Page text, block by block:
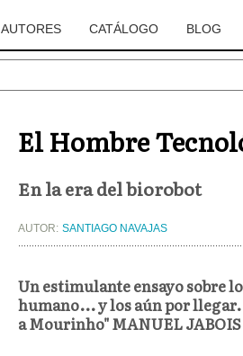
AUTORES CATÁLOGO BLOG
El Hombre
En la era del biorobot
AUTOR: SANTIAGO NAVAJAS
Un estimulante ensayo sobre
humano... y los aún por
a Mourinho" MANUEL JABOIS